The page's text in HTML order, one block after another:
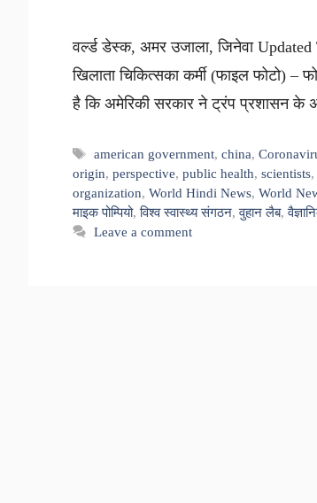
वर्ल्ड डेस्क, अमर उजाला, जिनेवा
खिलाता चिकित्सका कर्मी (फाइल फोटो)
है कि अमेरिकी सरकार ने ट्रंप प्रशासन के
Tags
american government,china,
origin, perspective, public health, scientists,
organization, World Hindi News, World
माइक पोम्पियो,विश्व स्वास्थ्य संगठन,वुहान लैब,
Leave a comment